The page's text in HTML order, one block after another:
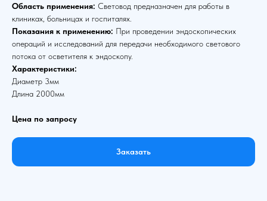
Область применения: Световод предназначен для работы в
клиниках, больницах и госпиталях.
Показания к применению: При проведении эндоскопических
операций и исследований для передачи необходимого светового
потока от осветителя к эндоскопу.
Характеристики:
Диаметр 3мм
Длина 2000мм
Цена по запросу
Заказать